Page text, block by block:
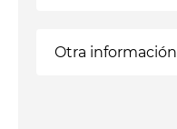
Otra información